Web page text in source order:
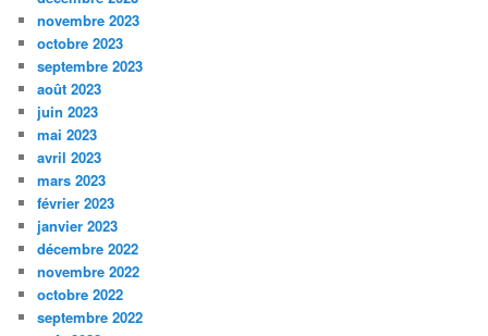
novembre 2023
octobre 2023
septembre 2023
août 2023
juin 2023
mai 2023
avril 2023
mars 2023
février 2023
janvier 2023
décembre 2022
novembre 2022
octobre 2022
septembre 2022